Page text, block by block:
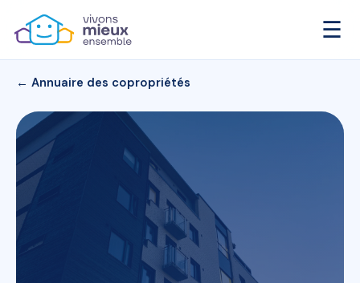
☰
← Annuaire des copropriétés